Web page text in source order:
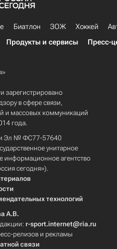
Биатлон ЗОЖ Хоккей
Продукты и сервисы Пресс-
зарегистрировано
в сфере связи,
и массовых коммуникаций
года.
Эл № ФС77-57640
унитарное
информационное агентство
сегодня»).
технологий
А.В.
r-sport.internet@ria.ru
релизов и рекламы
связи